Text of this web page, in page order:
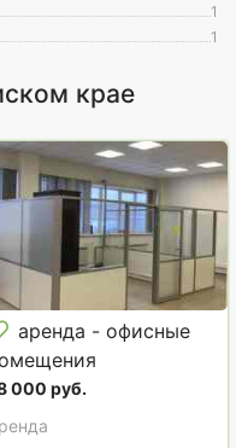
1
1
крае
аренда - офисные
000 руб.